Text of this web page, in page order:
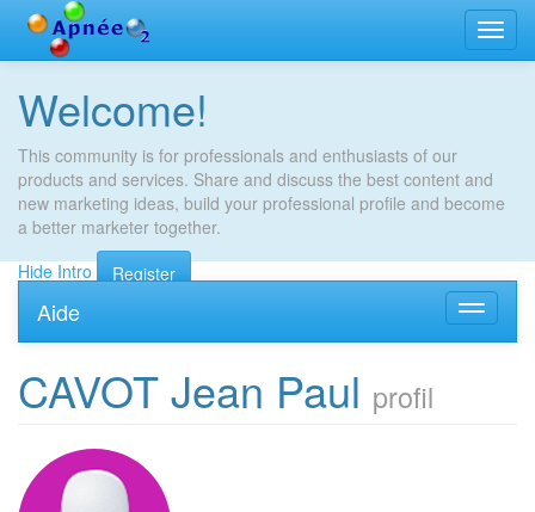
la
Welcome!
This community is for professionals and enthusiasts of our
products and services. Share and discuss the best content and
new marketing ideas, build your professional profile and become
a better marketer together.
Hide Intro
Register
Basculer
la
Aide
CAVOT Jean Paul profil